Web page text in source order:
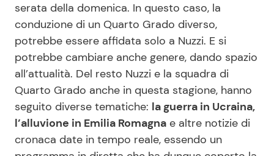
serata della domenica. In questo caso, la
conduzione di un Quarto Grado diverso,
potrebbe essere affidata solo a Nuzzi. E si
potrebbe cambiare anche genere, dando spazio
all’attualità. Del resto Nuzzi e la squadra di
Quarto Grado anche in questa stagione, hanno
seguito diverse tematiche: la guerra in Ucraina,
l’alluvione in Emilia Romagna e altre notizie di
cronaca date in tempo reale, essendo un